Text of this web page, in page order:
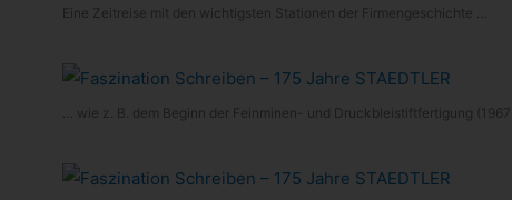
Eine Zeit­reise mit den wich­tigs­ten Sta­tio­nen der Firmengeschichte …
… wie z. B. dem Beginn der Feinminen- und Druck­blei­stift­fer­ti­gung